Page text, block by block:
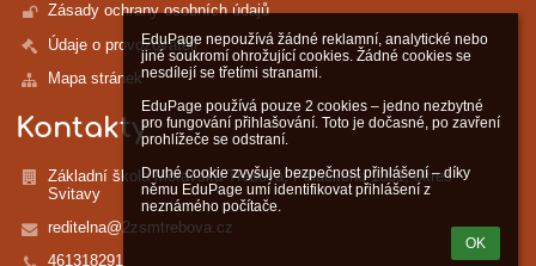
EduPage nepoužívá žádné reklamní, analytické nebo
jiné soukromí ohrožující cookies. Žádné cookies se
nesdílejí se třetími stranami.
EduPage používá pouze 2 cookies – jedno nezbytné
pro fungování přihlašování. Toto je dočasné, po zavření
prohlížeče se odstraní.
Druhé cookie zvyšuje bezpečnost přihlášení – díky
němu EduPage umí identifikovat přihlášení z
neznámého počítače.
OK
Zásady ochrany osobních údajů
Údaje o provozovateli
Mapa stránek
Kontakty
Základní škola Moravská Třebová, Palackého 1351, okres
Svitavy
reditelna@2zsmtrebova.cz
461318291